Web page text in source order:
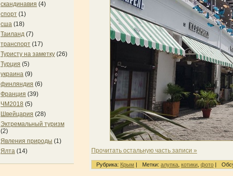
скандинавия (4)
спорт (1)
сша (18)
Таиланд (7)
транспорт (17)
Туристу на заметку (26)
Турция (5)
украина (9)
финляндия (6)
Франция (39)
ЧМ2018 (5)
Швейцария (28)
Эктремальный туризм
(2)
Явления природы (1)
Ялта (14) Прочитать остальную часть записи »
Рубрика: Крым | Метки: алупка котики фото |